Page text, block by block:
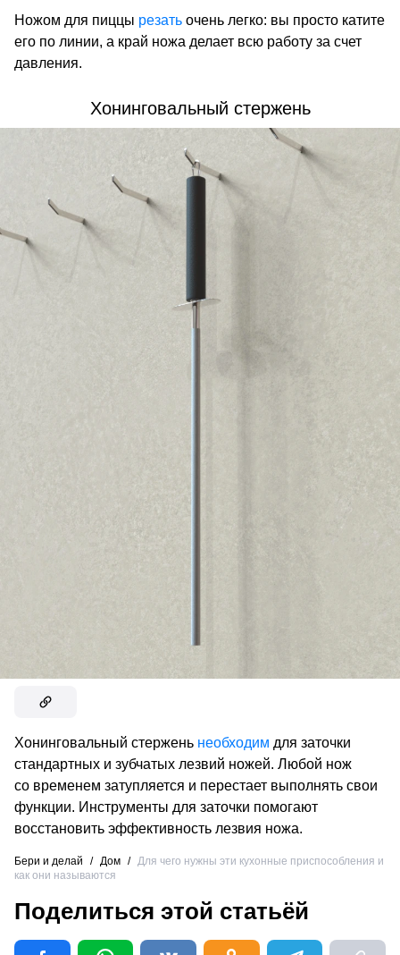
Ножом для пиццы резать очень легко: вы просто катите
его по линии, а край ножа делает всю работу за счет
давления.
Хонинговальный стержень
Хонинговальный стержень необходим для заточки
стандартных и зубчатых лезвий ножей. Любой нож
со временем затупляется и перестает выполнять свои
функции. Инструменты для заточки помогают
восстановить эффективность лезвия ножа.
Бери и делай / Дом / Для чего нужны эти кухонные приспособления и
как они называются
Поделиться этой статьёй